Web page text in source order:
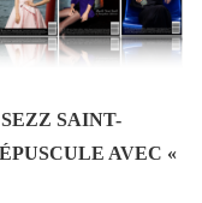
SAINT-
AVEC «